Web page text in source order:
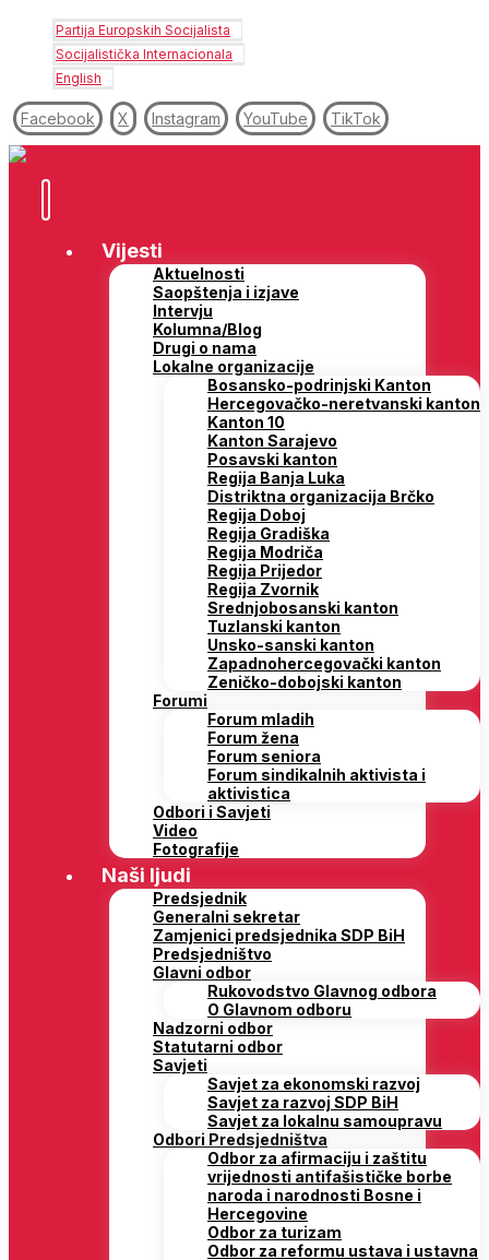
Partija Europskih Socijalista
Socijalistička Internacionala
English
Facebook X Instagram YouTube TikTok
Vijesti
Aktuelnosti
Saopštenja i izjave
Intervju
Kolumna/Blog
Drugi o nama
Lokalne organizacije
Bosansko-podrinjski Kanton
Hercegovačko-neretvanski kanton
Kanton 10
Kanton Sarajevo
Posavski kanton
Regija Banja Luka
Distriktna organizacija Brčko
Regija Doboj
Regija Gradiška
Regija Modriča
Regija Prijedor
Regija Zvornik
Srednjobosanski kanton
Tuzlanski kanton
Unsko-sanski kanton
Zapadnohercegovački kanton
Zeničko-dobojski kanton
Forumi
Forum mladih
Forum žena
Forum seniora
Forum sindikalnih aktivista i
aktivistica
Odbori i Savjeti
Video
Fotografije
Naši ljudi
Predsjednik
Generalni sekretar
Zamjenici predsjednika SDP BiH
Predsjedništvo
Glavni odbor
Rukovodstvo Glavnog odbora
O Glavnom odboru
Nadzorni odbor
Statutarni odbor
Savjeti
Savjet za ekonomski razvoj
Savjet za razvoj SDP BiH
Savjet za lokalnu samoupravu
Odbori Predsjedništva
Odbor za afirmaciju i zaštitu
vrijednosti antifašističke borbe
naroda i narodnosti Bosne i
Hercegovine
Odbor za turizam
Odbor za reformu ustava i ustavna